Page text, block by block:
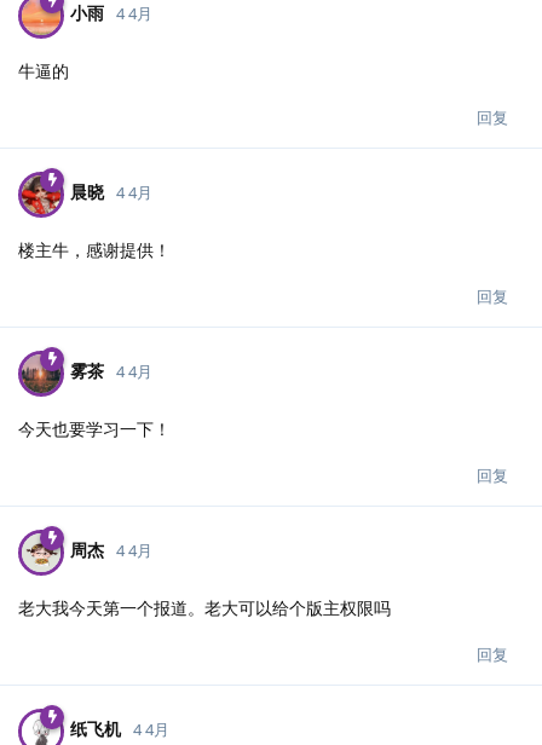
小雨 4 4月
牛逼的
回复
晨晓 4 4月
楼主牛，感谢提供！
回复
雾茶 4 4月
今天也要学习一下！
回复
周杰 4 4月
老大我今天第一个报道。老大可以给个版主权限吗
回复
纸飞机 4 4月